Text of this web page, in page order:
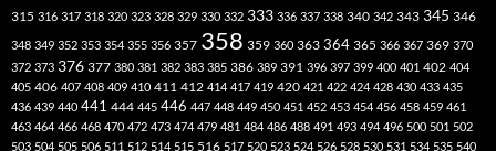
315 316 317 318 320 323 328 329 330 332 333 336 337 338 340 342 343 345 346
348 349 352 353 354 355 356 357 358 359 360 363 364 365 366 367 369 370
372 373 376 377 380 381 382 383 385 386 389 391 396 397 399 400 401 402 404
405 406 407 408 409 410 411 412 414 417 419 420 421 422 424 428 430 433 435
436 439 440 441 444 445 446 447 448 449 450 451 452 453 454 456 458 459 461
463 464 466 468 470 472 473 474 479 481 484 486 488 491 493 494 496 500 501 502
503 504 505 506 511 512 514 515 516 517 520 523 524 526 528 530 531 534 535 540